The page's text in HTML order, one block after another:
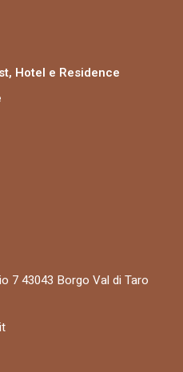
Hotel e Residence
7 43043 Borgo Val di Taro